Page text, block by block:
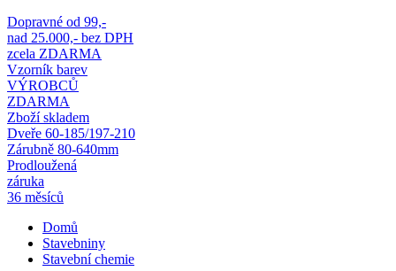
Dopravné od 99,-
nad 25.000,- bez DPH
zcela ZDARMA
Vzorník barev
VÝROBCŮ
ZDARMA
Zboží skladem
Dveře 60-185/197-210
Zárubně 80-640mm
Prodloužená
záruka
36 měsíců
Domů
Stavebniny
Stavební chemie